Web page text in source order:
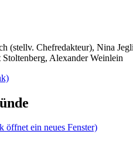
(stellv. Chefredakteur), Nina
Alexander Weinlein
ein neues Fenster)